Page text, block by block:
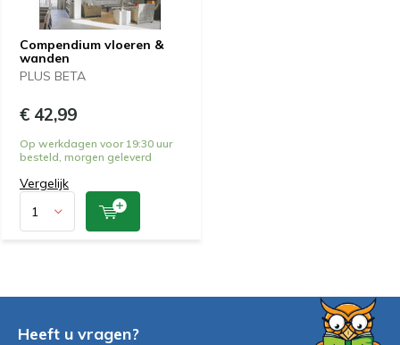
Compendium vloeren &
wanden
PLUS BETA
€ 42,99
Op werkdagen voor 19:30 uur
besteld, morgen geleverd
Vergelijk
Heeft u vragen?